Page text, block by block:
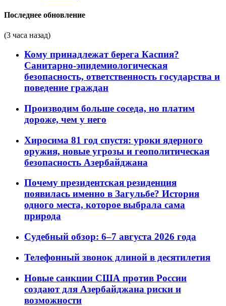
Последнее обновление
(3 часа назад)
Кому принадлежат берега Каспия?
Санитарно-эпидемиологическая
безопасность, ответственность государства и
поведение граждан
Производим больше соседа, но платим
дороже, чем у него
Хиросима 81 год спустя: уроки ядерного
оружия, новые угрозы и геополитическая
безопасность Азербайджана
Почему президентская резиденция
появилась именно в Загульбе? История
одного места, которое выбрала сама
природа
Судебный обзор: 6–7 августа 2026 года
Телефонный звонок длиной в десятилетия
Новые санкции США против России
создают для Азербайджана риски и
возможности